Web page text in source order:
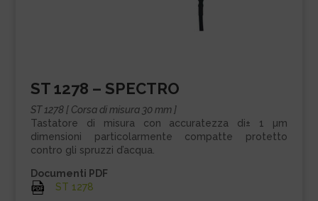
ST 1278 – SPECTRO
ST 1278 [ Corsa di misura 30 mm ]
Tastatore di misura con accuratezza di± 1 µm
dimensioni particolarmente compatte protetto
contro gli spruzzi d’acqua.
Documenti PDF
ST 1278